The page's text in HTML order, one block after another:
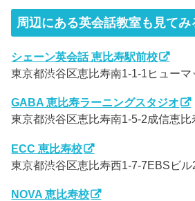
周辺にある英会話教室も見てみ
シェーン英会話 恵比寿駅前校
東京都渋谷区恵比寿南1-1-1ヒュー
GABA 恵比寿ラーニングスタジオ
東京都渋谷区恵比寿南1-5-2成信恵比
ECC 恵比寿校
東京都渋谷区恵比寿西1-7-7EBSビル
NOVA 恵比寿校